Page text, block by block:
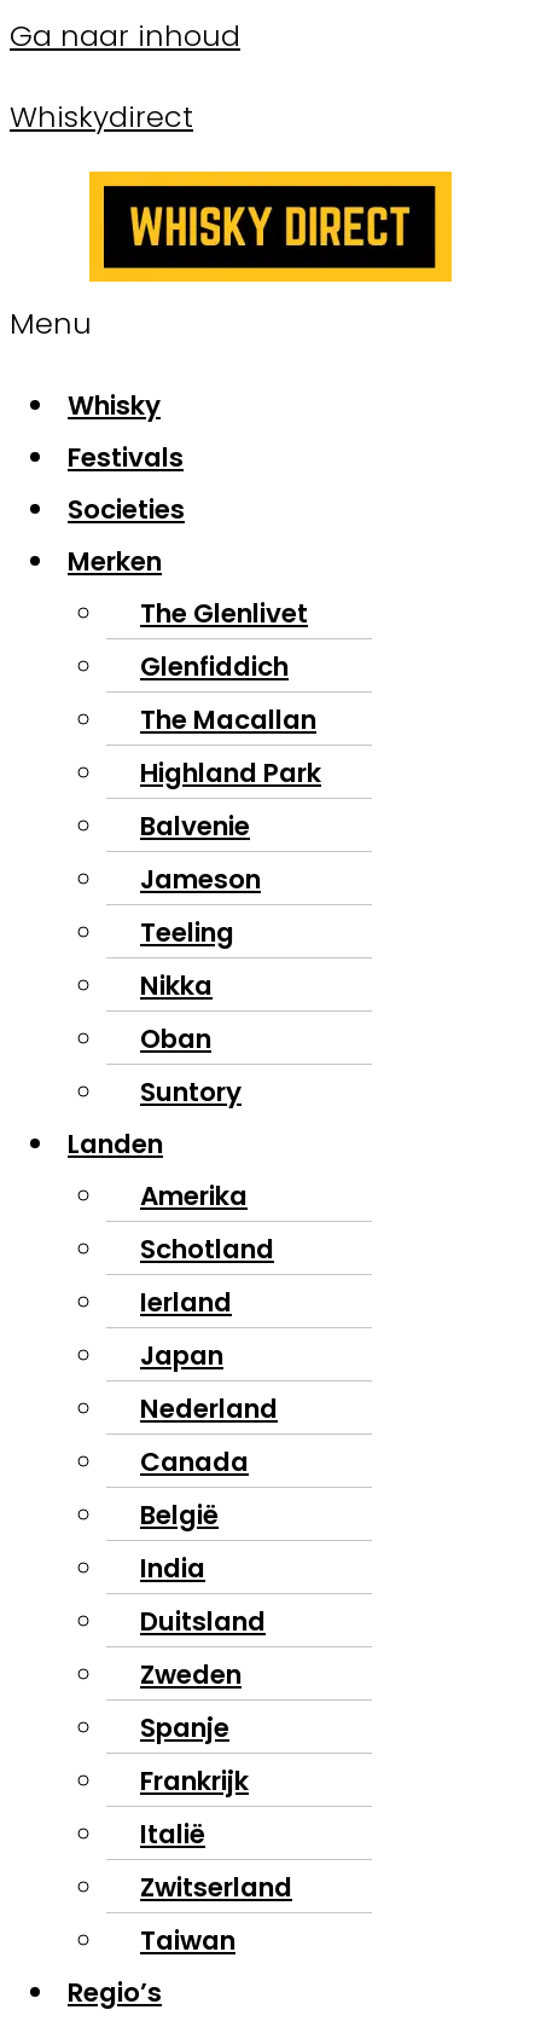
Ga naar inhoud
Whiskydirect
Menu
Whisky
Festivals
Societies
Merken
The Glenlivet
Glenfiddich
The Macallan
Highland Park
Balvenie
Jameson
Teeling
Nikka
Oban
Suntory
Landen
Amerika
Schotland
Ierland
Japan
Nederland
Canada
België
India
Duitsland
Zweden
Spanje
Frankrijk
Italië
Zwitserland
Taiwan
Regio’s